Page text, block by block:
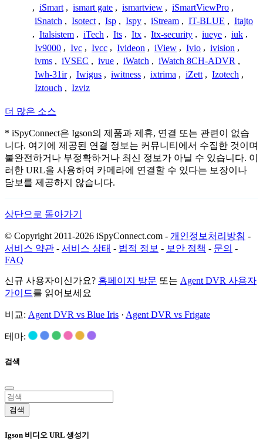
, iSmart , ismart gate , ismartview , iSmartViewPro ,
iSnatch , Isotect , Isp , Ispy , iStream , IT-BLUE , Itajto
, Italsistem , iTech , Its , Itx , Itx-security , iueye , iuk ,
Iv9000 , Ivc , Ivcc , Ivideon , iView , Ivio , ivision ,
ivms , iVSEC , ivue , iWatch , iWatch 8CH-ADVR ,
Iwh-31ir , Iwigus , iwitness , ixtrima , iZett , Izotech ,
Iztouch , Izviz
더 많은 소스
* iSpyConnect은 Igson의 제품과 제휴, 연결 또는 관련이 없습
니다. 여기에 제공된 연결 정보는 커뮤니티에서 수집한 것이며
불완전하거나 부정확하거나 최신 정보가 아닐 수 있습니다. 이
러한 URL을 사용하여 카메라에 연결할 수 있다는 보장이나
담보를 제공하지 않습니다.
상단으로 돌아가기
© Copyright 2011-2026 iSpyConnect.com - 개인정보처리방침 -
서비스 약관 - 서비스 상태 - 법적 정보 - 보안 정책 - 문의 -
FAQ
신규 사용자이신가요? 홈페이지 방문 또는 Agent DVR 사용자
가이드를 읽어보세요
비교: Agent DVR vs Blue Iris · Agent DVR vs Frigate
테마:
검색
검색
Igson 비디오 URL 생성기